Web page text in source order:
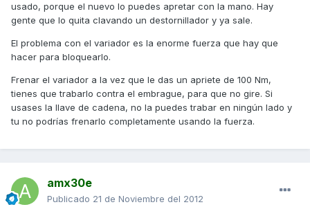
usado, porque el nuevo lo puedes apretar con la mano. Hay
gente que lo quita clavando un destornillador y ya sale.
El problema con el variador es la enorme fuerza que hay que
hacer para bloquearlo.
Frenar el variador a la vez que le das un apriete de 100 Nm,
tienes que trabarlo contra el embrague, para que no gire. Si
usases la llave de cadena, no la puedes trabar en ningún lado y
tu no podrías frenarlo completamente usando la fuerza.
amx30e
Publicado 21 de Noviembre del 2012